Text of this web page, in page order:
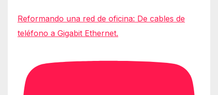
Reformando una red de oficina: De cables de
teléfono a Gigabit Ethernet.